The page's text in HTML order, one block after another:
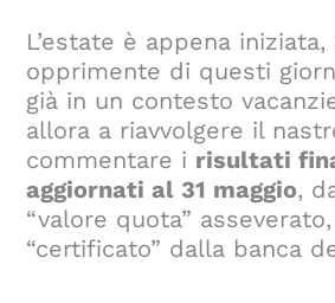
L’estate è appena
opprimente di questi
già in un contesto
allora a riavvolgere il
commentare i risultati
aggiornati al 31 maggio,
“valore quota”
“certificato” dalla banca